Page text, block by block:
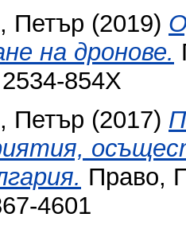
Петър (2019)
на дронове.
854X
Петър (2017)
Право,
4601